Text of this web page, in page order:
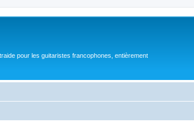
pour les guitaristes francophones, entièrement